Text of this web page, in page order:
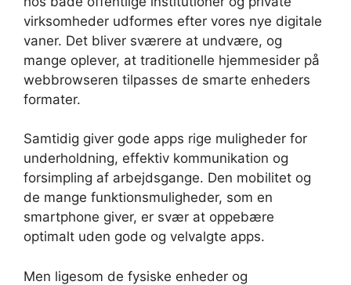
virksomheder udformes efter vores nye digitale
vaner. Det bliver sværere at undvære, og
mange oplever, at traditionelle hjemmesider på
webbrowseren tilpasses de smarte enheders
formater.
Samtidig giver gode apps rige muligheder for
underholdning, effektiv kommunikation og
forsimpling af arbejdsgange. Den mobilitet og
de mange funktionsmuligheder, som en
smartphone giver, er svær at oppebære
optimalt uden gode og velvalgte apps.
Men ligesom de fysiske enheder og